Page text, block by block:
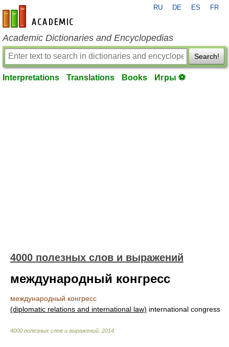
en-academic.com
RU DE ES FR
Academic Dictionaries and Encyclopedias
Search!
Interpretations Translations Books Игры ⚽
4000 полезных слов и выражений
международный конгресс
международный конгресс
(diplomatic relations and international law) international congress
4000 полезных слов и выражений 2014